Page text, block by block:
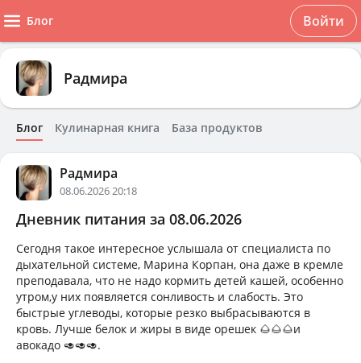
Блог Войти
Радмира
Блог Кулинарная книга База продуктов
Радмира
08.06.2026 20:18
Дневник питания за 08.06.2026
Сегодня такое интересное услышала от специалиста по
дыхательной системе, Марина Корпан, она даже в кремле
преподавала, что не надо кормить детей кашей, особенно
утром,у них появляется сонливость и слабость. Это
быстрые углеводы, которые резко выбрасываются в
кровь. Лучше белок и жиры в виде орешек 🌰🌰🌰и
авокадо 🥑🥑🥑.